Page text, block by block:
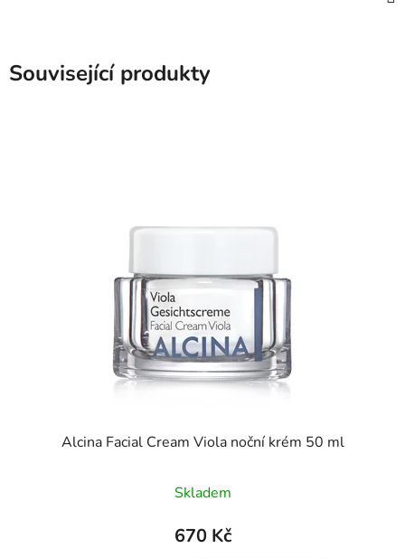
Související produkty
Alcina Facial Cream Viola noční krém 50 ml
Skladem
670 Kč